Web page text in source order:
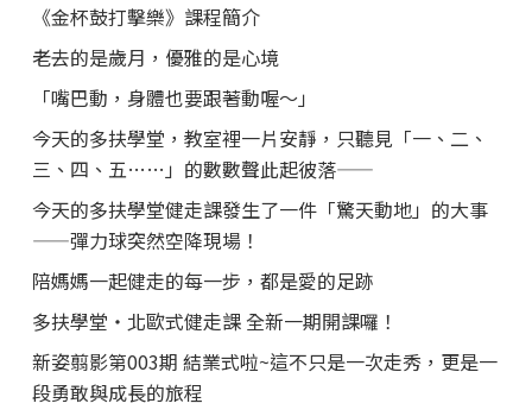
《金杯鼓打擊樂》課程簡介
老去的是歲月，優雅的是心境
「嘴巴動，身體也要跟著動喔～」
今天的多扶學堂，教室裡一片安靜，只聽見「一、二、
三、四、五……」的數數聲此起彼落——
今天的多扶學堂健走課發生了一件「驚天動地」的大事
——彈力球突然空降現場！
陪媽媽一起健走的每一步，都是愛的足跡
多扶學堂・北歐式健走課 全新一期開課囉！
新姿翦影第003期 結業式啦~這不只是一次走秀，更是一
段勇敢與成長的旅程